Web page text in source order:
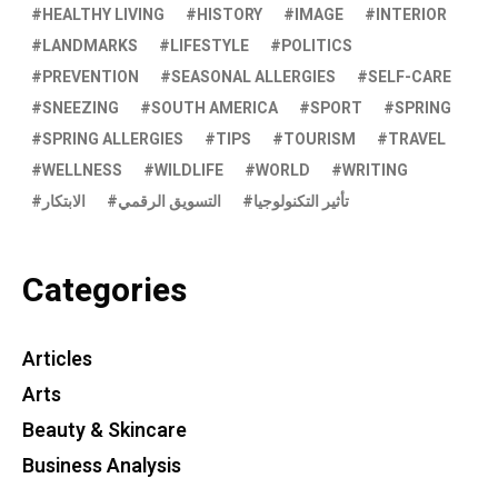
HEALTHY LIVING
HISTORY IMAGE
INTERIOR
LANDMARKS
LIFESTYLE
POLITICS
PREVENTION
SEASONAL ALLERGIES
SELF-CARE
SNEEZING
SOUTH AMERICA SPORT
SPRING
SPRING ALLERGIES
TIPS TOURISM
TRAVEL
WELLNESS
WILDLIFE WORLD
WRITING
الابتكار
التسويق الرقمي تأثير التكنولوجيا
Categories
Articles
Arts
Beauty & Skincare
Business Analysis